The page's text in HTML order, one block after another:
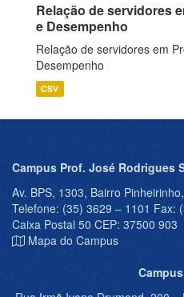
Relação de servidores
e Desempenho
Relação de servidores em
Desempenho
CSV
Campus Prof. José Rodrigues
Av. BPS, 1303, Bairro
Telefone: (35) 3629 – 1101 Fax:
Caixa Postal 50 CEP: 37500 903
Mapa do Campus